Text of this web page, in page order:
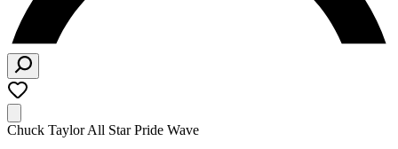
Chuck Taylor All Star Pride Wave